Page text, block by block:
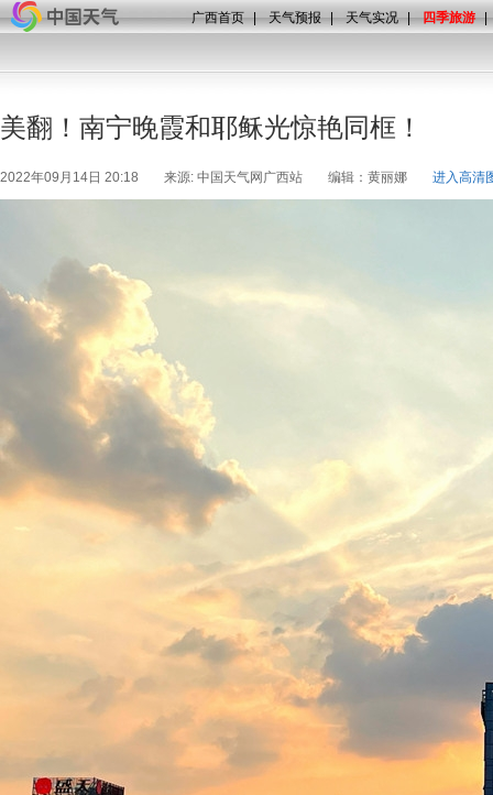
广西首页 | 天气预报 | 天气实况 | 四季旅游 |
美翻！南宁晚霞和耶稣光惊艳同框！
2022年09月14日 20:18 来源: 中国天气网广西站 编辑：黄丽娜 进入高清